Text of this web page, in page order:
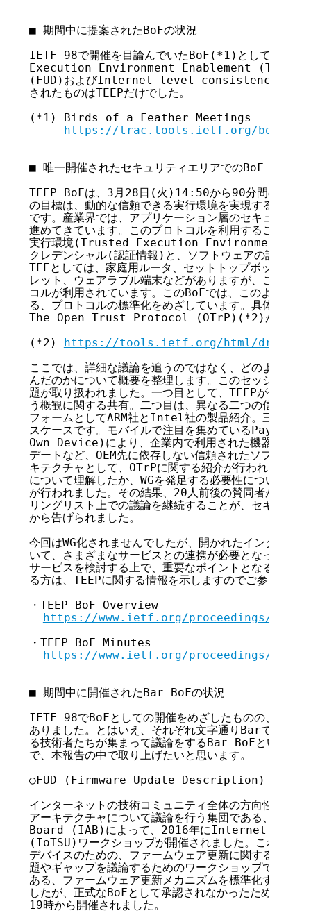
■ 期間中に提案されたBoFの状況
IETF 98で開催を目論んでいたBoF(*1)として
Execution Environment Enablement (TEEP)
(FUD)およびInternet-level consistency (ILC)の
されたものはTEEPだけでした。
(*1) Birds of a Feather Meetings
https://trac.tools.ietf.org/bof/trac/
■ 唯一開催されたセキュリティエリアでのBoF：TEEP
TEEP BoFは、3月28日(火)14:50から90分間のスロッ
の目標は、動的な信頼できる実行環境を実現するため
です。産業界では、アプリケーション層のセキュリテ
進めてきています。このプロトコルを利用することで
実行環境(Trusted Execution Environment；TEE)
クレデンシャル(認証情報)と、ソフトウェアの設定が
TEEとしては、家庭用ルータ、セットトップボックス、
レット、ウェアラブル端末などがありますが、これら
コルが利用されています。このBoFでは、このように
る、プロトコルの標準化をめざしています。具体的な
The Open Trust Protocol (OTrP)(*2)がI-Dとし
(*2) https://tools.ietf.org/html/draft-
ここでは、詳細な議論を追うのではなく、どのような
んだのかについて概要を整理します。このセッション
題が取り扱われました。一つ目として、TEEPが何を想
う概観に関する共有。二つ目は、異なる二つの信頼で
フォームとしてARM社とIntel社の製品紹介。三つ目は
スケースです。モバイルで注目を集めている
Own Device)により、企業内で利用された機器に対す
デートなど、OEM先に依存しない信頼されたソフトウ
キテクチャとして、OTrPに関する紹介が行われました
について理解したか、WGを発足する必要性について、
が行われました。その結果、20人前後の賛同者があり
リングリスト上での議論を継続することが、セキュリ
から告げられました。
今回はWG化されませんでしたが、開かれたインターネ
いて、さまざまなサービスとの連携が必要となってく
サービスを検討する上で、重要なポイントとなると考
る方は、TEEPに関する情報を示しますのでご参照くだ
・TEEP BoF Overview
https://www.ietf.org/proceedings/98/
・TEEP BoF Minutes
https://www.ietf.org/proceedings/98/
■ 期間中に開催されたBar BoFの状況
IETF 98でBoFとしての開催をめざしたものの、承認
ありました。とはいえ、それぞれ文字通りBarでお酒を
る技術者たちが集まって議論をするBar BoFという形
で、本報告の中で取り上げたいと思います。
○FUD (Firmware Update Description)
インターネットの技術コミュニティ全体の方向性や、
アーキテクチャについて議論を行う集団である、
Board (IAB)によって、2016年にInternet of
(IoTSU)ワークショップが開催されました。こ
デバイスのための、ファームウェア更新に関するメカ
題やギャップを議論するためのワークショップです。
ある、ファームウェア更新メカニズムを標準化するた
したが、正式なBoFとして承認されなかったため、
19時から開催されました。